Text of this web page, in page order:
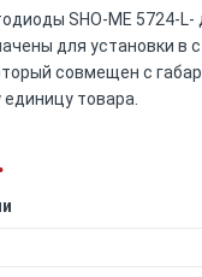
SHO-ME 5724-L-
для установки в
совмещен с
товара.